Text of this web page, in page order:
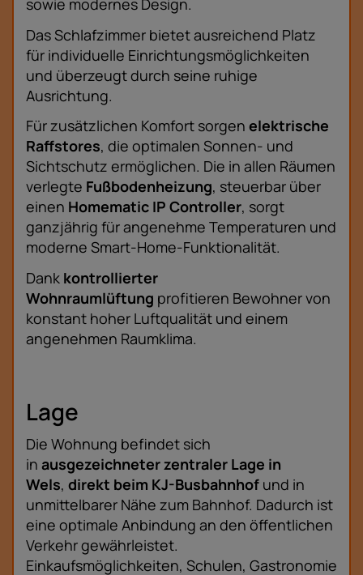
sowie modernes Design.
Das Schlafzimmer bietet ausreichend Platz
für individuelle Einrichtungsmöglichkeiten
und überzeugt durch seine ruhige
Ausrichtung.
Für zusätzlichen Komfort sorgen elektrische
Raffstores, die optimalen Sonnen- und
Sichtschutz ermöglichen. Die in allen Räumen
verlegte Fußbodenheizung, steuerbar über
einen Homematic IP Controller, sorgt
ganzjährig für angenehme Temperaturen und
moderne Smart-Home-Funktionalität.
Dank kontrollierter
Wohnraumlüftung profitieren Bewohner von
konstant hoher Luftqualität und einem
angenehmen Raumklima.
Lage
Die Wohnung befindet sich
in ausgezeichneter zentraler Lage in
Wels, direkt beim KJ-Busbahnhof und in
unmittelbarer Nähe zum Bahnhof. Dadurch ist
eine optimale Anbindung an den öffentlichen
Verkehr gewährleistet.
Einkaufsmöglichkeiten, Schulen, Gastronomie